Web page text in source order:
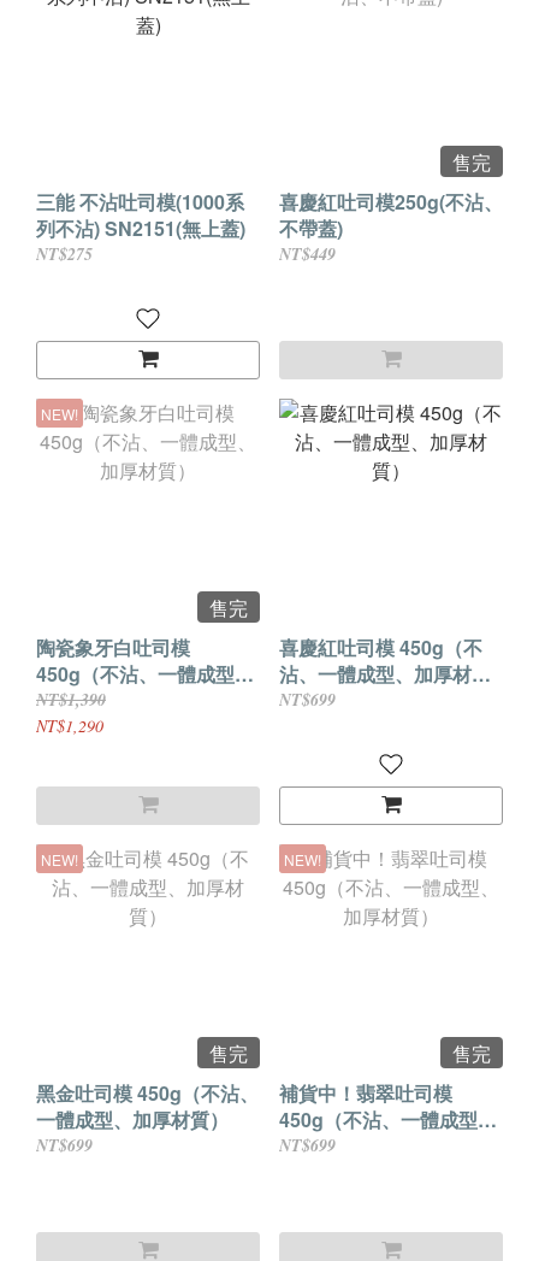
三能 不沾吐司模(1000系
列不沾) SN2151(無上蓋)
NT$275
售完
喜慶紅吐司模250g(不沾、
不帶蓋)
NT$449
NEW!
售完
陶瓷象牙白吐司模
450g（不沾、一體成型、
加厚材質）
NT$1,390
NT$1,290
喜慶紅吐司模 450g（不
沾、一體成型、加厚材
質）
NT$699
NEW!
售完
黑金吐司模 450g（不沾、
一體成型、加厚材質）
NT$699
NEW!
售完
補貨中！翡翠吐司模
450g（不沾、一體成型、
加厚材質）
NT$699